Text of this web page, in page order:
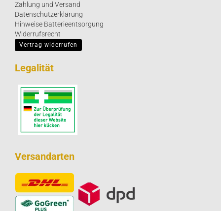
Zahlung und Versand
Datenschutzerklärung
Hinweise Batterieentsorgung
Widerrufsrecht
Vertrag widerrufen
Legalität
Versandarten